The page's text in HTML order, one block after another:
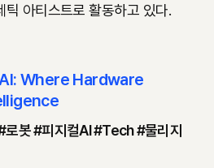
틱 아티스트로 활동하고 있다.
Where Hardware
로봇 #피지컬AI #Tech #물리지